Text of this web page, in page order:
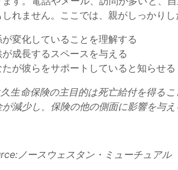
れません。ここでは、親がしっかり
が変化していることを理解する
成長するスペースを与える
たが彼らをサポートしていると知らせる
生命保険の主目的は死亡給付を得る
が減少し、保険の他の側面に影響を与え
ノースウェスタン・ミューチュアル